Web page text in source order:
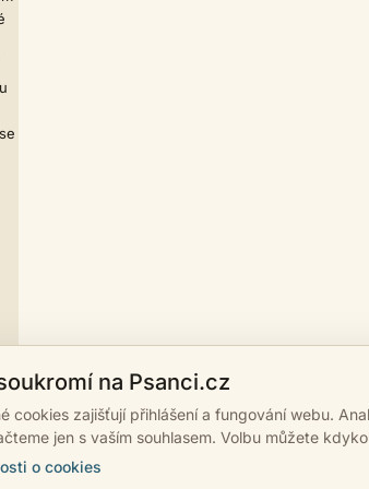
na Psanci.cz
cookies zajišťují přihlášení a fungování webu.
jen s vaším souhlasem. Volbu můžete
o cookies